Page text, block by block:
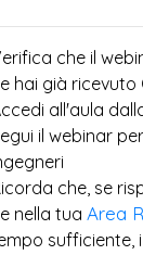
che il
hai già
all'aula
il webinar
che, se
nella tua Area
sufficiente,